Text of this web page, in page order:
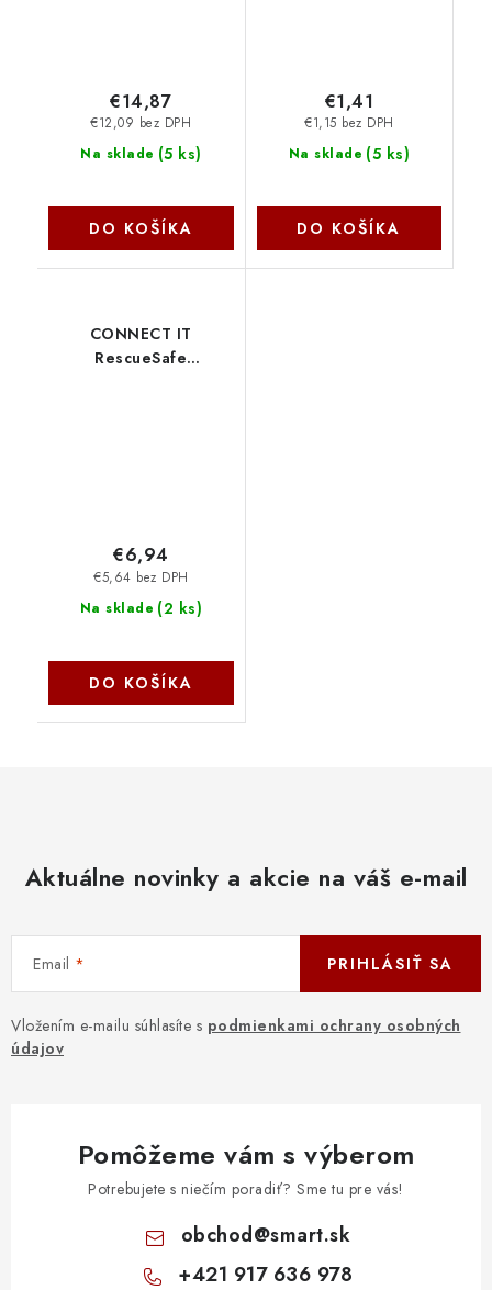
Na sklade (5 ks)
€12,09 bez DPH
€14,87
DO KOŠÍKA
Na sklade (5 ks)
€1,15 bez DPH
€1,41
DO KOŠÍKA
CONNECT IT
RescueSafe
Na sklade (2 ks)
€5,64 bez DPH
€6,94
DO KOŠÍKA
Aktuálne novinky a akcie na váš e-mail
Email
Vložením e-mailu súhlasíte s podmienkami ochrany osobných
údajov
PRIHLÁSIŤ SA
Pomôžeme vám s výberom
Potrebujete s niečím poradiť? Sme tu pre vás!
obchod@smart.sk
+421 917 636 978